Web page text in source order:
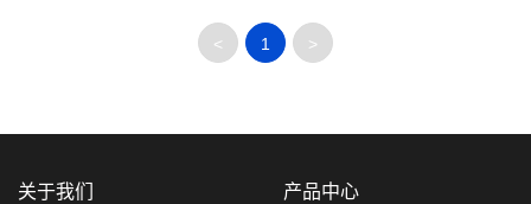
< 1 >
关于我们 产品中心